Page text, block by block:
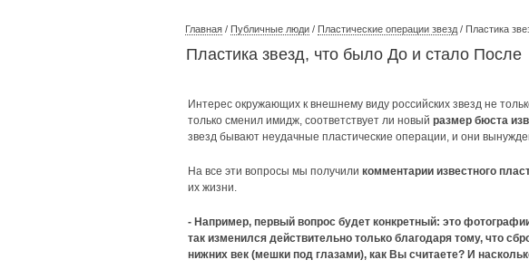
Главная / Публичные люди / Пластические операции звезд / Пластика
Пластика звезд, что было До и стало После
Интерес окружающих к внешнему виду российских звезд не
только сменил имидж, соответствует ли новый размер бюста
звезд бывают неудачные пластические операции, и они
На все эти вопросы мы получили комментарии известного
их жизни.
- Например, первый вопрос будет конкретный: это
так изменился действительно только благодаря тому, что
нижних век (мешки под глазами), как Вы считаете? И